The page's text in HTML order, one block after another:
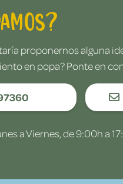
proponernos alguna
en popa? Ponte en
a Viernes, de 9:00h a